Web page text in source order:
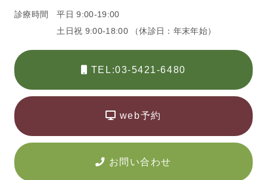
診療時間
平日 9:00-19:00
土日祝 9:00-18:00 （休診日：年末年始）
TEL:03-5421-6480
web予約
お問い合わせ